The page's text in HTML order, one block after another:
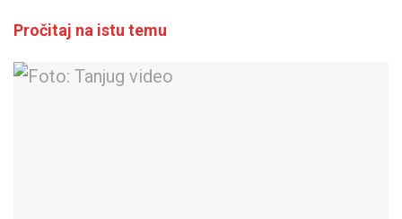
Pročitaj na istu temu